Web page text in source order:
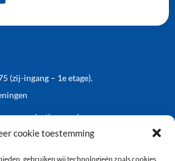
cookie toestemming
gebruiken wij technologieën zoals cookies
(zij-ingang – 1e etage).